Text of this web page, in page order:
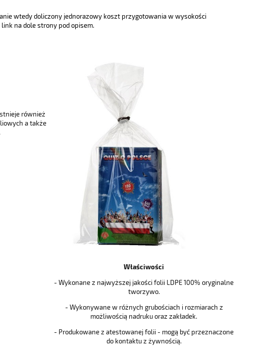
wtedy doliczony jednorazowy koszt przygotowania w wysokości
na dole strony pod opisem.
również
a także
Właściwości
- Wykonane z najwyższej jakości folii LDPE 100% oryginalne
tworzywo.
- Wykonywane w różnych grubościach i rozmiarach z
możliwością nadruku oraz zakładek.
- Produkowane z atestowanej folii - mogą być przeznaczone
do kontaktu z żywnością.